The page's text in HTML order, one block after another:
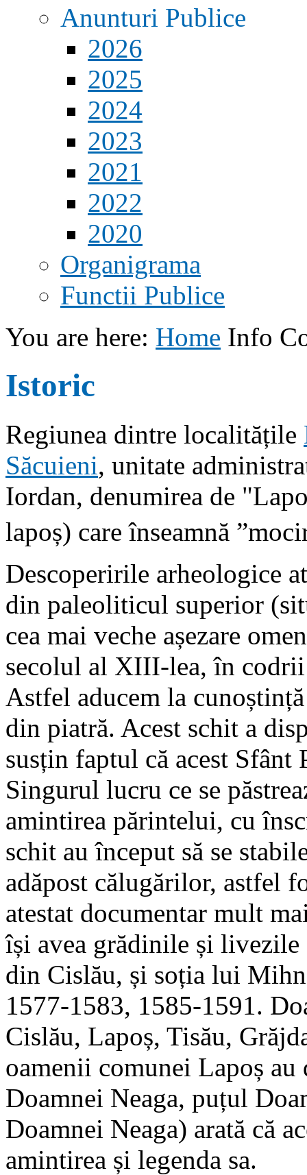
Anunturi Publice
2026
2025
2024
2023
2021
2022
2020
Organigrama
Functii Publice
You are here: Home Info
Istoric
Regiunea dintre localitățile
Săcuieni, unitate
Iordan, denumirea de
lapoș) care înseamnă
Descoperirile arheologice
din paleoliticul superior
cea mai veche așezare
secolul al XIII-lea, în codrii
Astfel aducem la
din piatră. Acest schit a
susțin faptul că acest
Singurul lucru ce se
amintirea părintelui, cu
schit au început să se
adăpost călugărilor, astfel
atestat documentar mult
își avea grădinile și
din Cislău, și soția lui
1577-1583, 1585-1591.
Cislău, Lapoș, Tisău,
oamenii comunei Lapoș
Doamnei Neaga, puțul
Doamnei Neaga) arată că
amintirea și legenda sa.